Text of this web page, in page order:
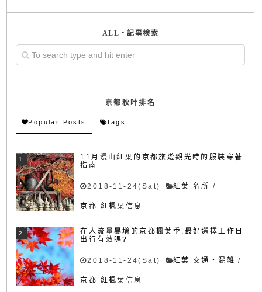
ALL・記事検索
京都秋叶排名
Popular Posts Tags
11月漫山紅葉的京都旅遊觀光時的服裝穿著
指南
2018-11-24(Sat) 紅葉 名所 /
京都 紅楓葉信息
在人流量暴增的京都楓葉季,最好選擇工作日
出行有效嗎?
2018-11-24(Sat) 紅葉 交通・混雑 /
京都 紅楓葉信息